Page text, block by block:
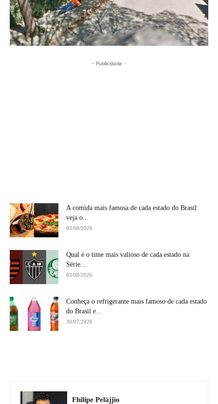
- Publicidade -
A comida mais famosa de cada estado do Brasil:
veja o...
03/08/2026
Qual é o time mais valioso de cada estado na
Série...
03/08/2026
Conheça o refrigerante mais famoso de cada estado
do Brasil e...
30/07/2026
Fhilipe Pelájjio